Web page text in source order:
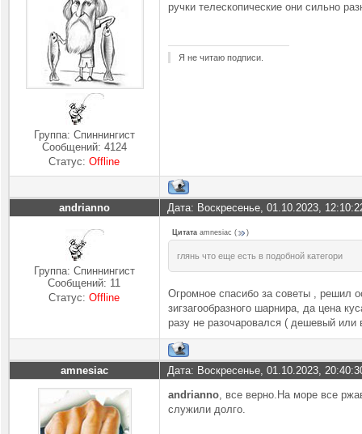
Группа: Спиннингист
Сообщений: 4124
Статус:Offline
ручки телескопические они сильно
Я не читаю подписи.
andrianno Дата: Воскресенье, 01.10.2023,
Группа: Спиннингист
Сообщений: 11
Статус:Offline
Цитата amnesiac ( )
глянь что еще есть в подобной категори
Огромное спасибо за советы , решил
зигзагообразного шарнира, да цена
разу не разочаровался ( дешевый
amnesiac Дата: Воскресенье, 01.10.2023,
andrianno, все верно.На море все
служили долго.